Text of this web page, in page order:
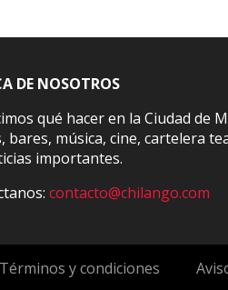
DE NOSOTROS
qué hacer en la Ciudad de
bares, música, cine, cartelera
importantes.
contacto@chilango.com
Términos y condiciones